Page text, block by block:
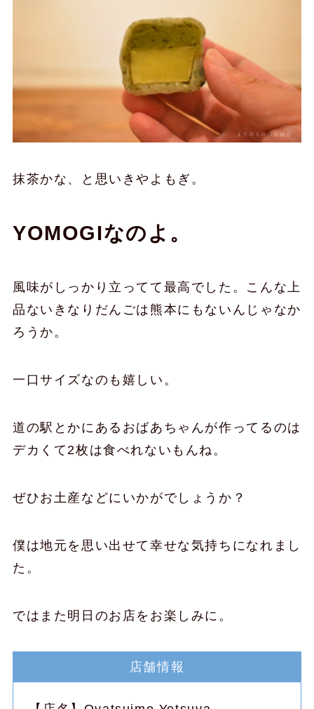
抹茶かな、と思いきやよもぎ。
YOMOGIなのよ。
風味がしっかり立ってて最高でした。こんな上
品ないきなりだんごは熊本にもないんじゃなか
ろうか。
一口サイズなのも嬉しい。
道の駅とかにあるおばあちゃんが作ってるのは
デカくて2枚は食べれないもんね。
ぜひお土産などにいかがでしょうか？
僕は地元を思い出せて幸せな気持ちになれまし
た。
ではまた明日のお店をお楽しみに。
店舗情報